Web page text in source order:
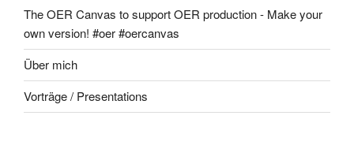
The OER Canvas to support OER production - Make your
own version! #oer #oercanvas
Über mich
Vorträge / Presentations